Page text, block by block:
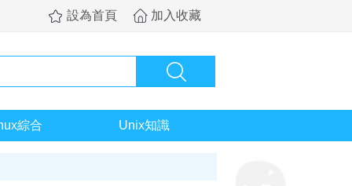
設為首頁 加入收藏
綜合 Unix知識